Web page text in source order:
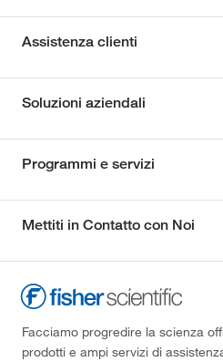
Assistenza clienti
Soluzioni aziendali
Programmi e servizi
Mettiti in Contatto con Noi
Facciamo progredire la scienza
prodotti e ampi servizi di